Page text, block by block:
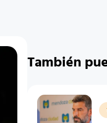
También